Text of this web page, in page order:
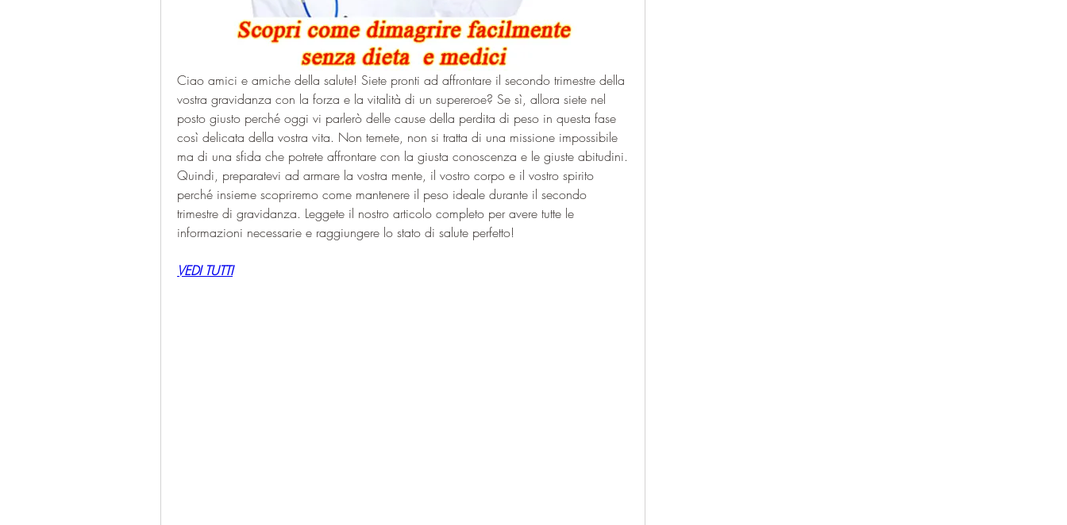
Ciao amici e amiche della salute! Siete pronti ad affrontare il secondo trimestre della
vostra gravidanza con la forza e la vitalità di un supereroe? Se sì, allora siete nel
posto giusto perché oggi vi parlerò delle cause della perdita di peso in questa fase
così delicata della vostra vita. Non temete, non si tratta di una missione impossibile
ma di una sfida che potrete affrontare con la giusta conoscenza e le giuste abitudini.
Quindi, preparatevi ad armare la vostra mente, il vostro corpo e il vostro spirito
perché insieme scopriremo come mantenere il peso ideale durante il secondo
trimestre di gravidanza. Leggete il nostro articolo completo per avere tutte le
informazioni necessarie e raggiungere lo stato di salute perfetto!
VEDI TUTTI